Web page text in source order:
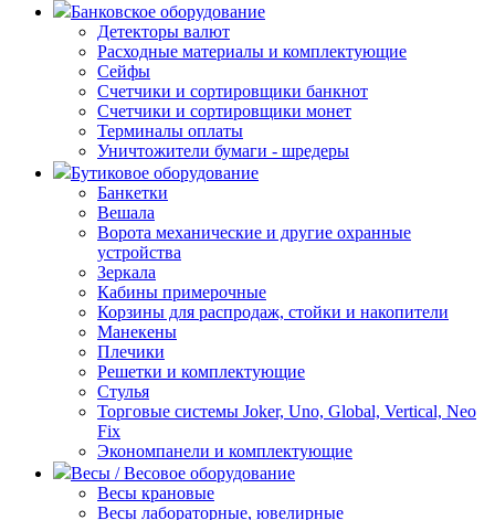
Банковское оборудование
Детекторы валют
Расходные материалы и комплектующие
Сейфы
Счетчики и сортировщики банкнот
Счетчики и сортировщики монет
Терминалы оплаты
Уничтожители бумаги - шредеры
Бутиковое оборудование
Банкетки
Вешала
Ворота механические и другие охранные
устройства
Зеркала
Кабины примерочные
Корзины для распродаж, стойки и накопители
Манекены
Плечики
Решетки и комплектующие
Стулья
Торговые системы Joker, Uno, Global, Vertical, Neo
Fix
Экономпанели и комплектующие
Весы / Весовое оборудование
Весы крановые
Весы лабораторные, ювелирные